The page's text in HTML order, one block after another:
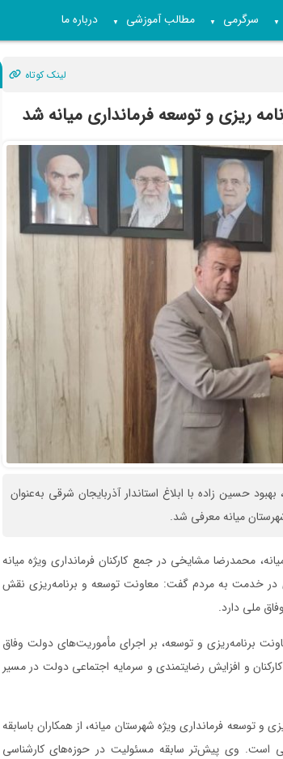
▼ سرگرمی ▼ مطالب آموزشی ▼ درباره ما
لینک کوتاه
ریزی و توسعه فرمانداری میانه شد
حسین زاده با ابلاغ استاندار آذربایجان شرقی به‌عنوان
میانه معرفی شد.
محمدرضا مشایخی در جمع کارکنان فرمانداری ویژه میانه
در خدمت به مردم گفت: معاونت توسعه و برنامه‌ریزی نقش
ملی دارد.
برنامه‌ریزی و توسعه، بر اجرای مأموریت‌های دولت وفاق
و افزایش رضایتمندی و سرمایه اجتماعی دولت در مسیر
توسعه فرمانداری ویژه شهرستان میانه، از همکاران باسابقه
است. وی پیش‌تر سابقه مسئولیت در حوزه‌های کارشناسی